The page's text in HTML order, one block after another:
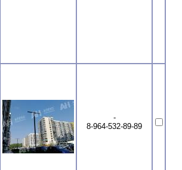
-
8-964-532-89-89